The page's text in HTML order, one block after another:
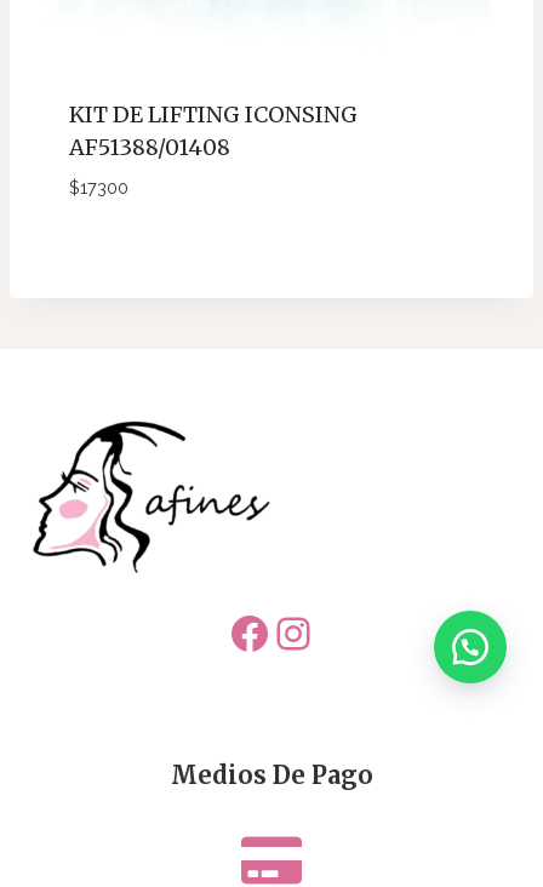
KIT DE LIFTING ICONSING
AF51388/01408
$17300
Facebook
Instagram
Medios De Pago